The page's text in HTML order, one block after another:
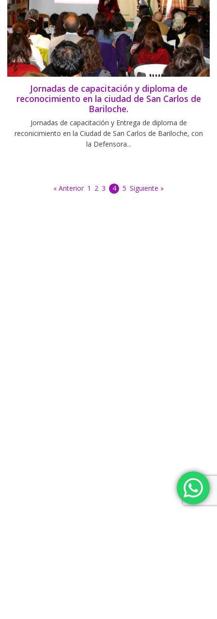
Jornadas de capacitación y diploma de
reconocimiento en la ciudad de San Carlos de
Bariloche.
Jornadas de capacitación y Entrega de diploma de
reconicimiento en la Ciudad de San Carlos de Bariloche, con
la Defensora...
« Anterior 1 2 3 4 5 Siguiente »